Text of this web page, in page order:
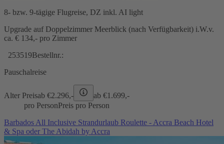
8- bzw. 9-tägige Flugreise, DZ inkl. AI light
Upgrade auf Doppelzimmer Meerblick (nach Verfügbarkeit) i.W.v.
ca. € 134,- pro Zimmer
253519Bestellnr.:
Pauschalreise
Alter Preisab €2.296,- ab €1.699,-
pro PersonPreis pro Person
Barbados All Inclusive Strandurlaub Roulette - Accra Beach Hotel
& Spa oder The Abidah by Accra